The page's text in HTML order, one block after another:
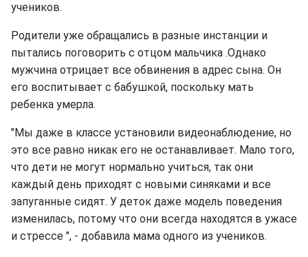
учеников.
Родители уже обращались в разные инстанции и
пытались поговорить с отцом мальчика .Однако
мужчина отрицает все обвинения в адрес сына. Он
его воспитывает с бабушкой, поскольку мать
ребенка умерла.
"Мы даже в классе установили видеонаблюдение, но
это все равно никак его не останавливает. Мало того,
что дети не могут нормально учиться, так они
каждый день приходят с новыми синяками и все
запуганные сидят. У деток даже модель поведения
изменилась, потому что они всегда находятся в ужасе
и стрессе ", - добавила мама одного из учеников.